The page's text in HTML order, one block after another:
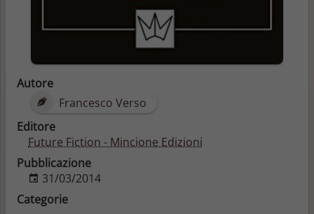
Autore
Francesco Verso
Editore
Future Fiction - Mincione Edizioni
Pubblicazione
31/03/2014
Categorie